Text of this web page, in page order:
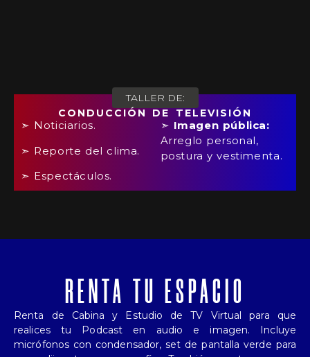
TALLER DE:
CONDUCCIÓN DE TELEVISIÓN
➣ Noticiarios.
➣ Reporte del clima.
➣ Espectáculos.
➣ Imagen pública:
Arreglo personal,
postura y vestimenta.
RENTA TU ESPACIO
Renta de Cabina y Estudio de TV Virtual para que
realices tu Podcast en audio e imagen. Incluye
micrófonos con condensador, set de pantalla verde para